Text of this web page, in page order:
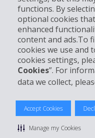
functions. By
optional cookies
enhanced
content and ads.To
cookies we use and
cookies settings,
Cookies”. For
data we collect,
Accept Cookies
Manage my Cookies
Customer Service
Prenota con Hertz
© 2026 The Hertz
Privacy Policy | Condizioni
noleggio
Mappa sito Hertz